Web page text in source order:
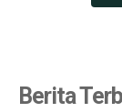
Berita